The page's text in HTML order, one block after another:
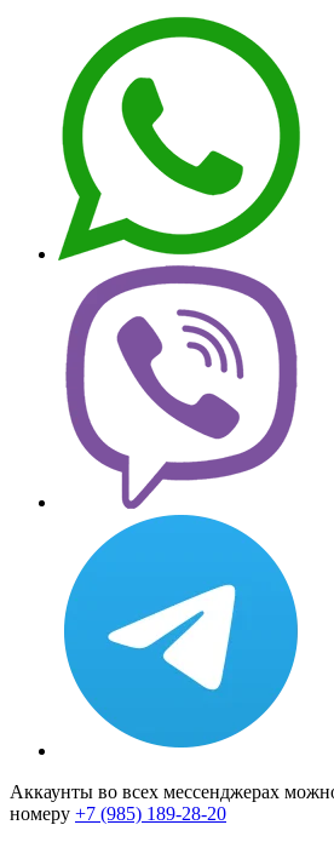
Аккаунты во всех мессенджерах
номеру +7 (985) 189-28-20